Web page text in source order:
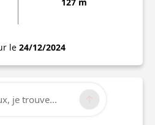
le 24/12/2024
je trouve...